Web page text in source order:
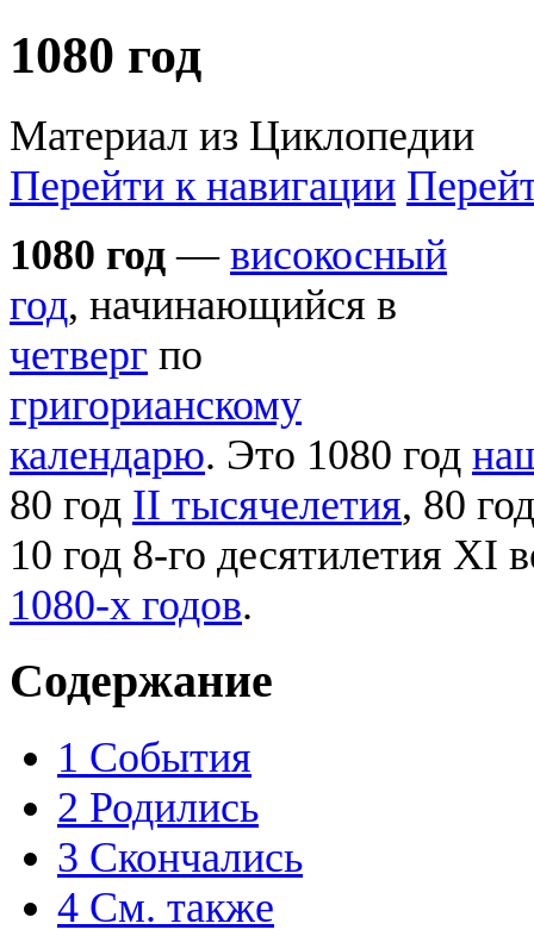
1080 год
Материал из Циклопедии
Перейти к навигации
1080 год — високосный
год, начинающийся в
четверг по
григорианскому
календарю. Это 1080 год
80 год II тысячелетия, 80
10 год 8-го десятилетия XI
1080-х годов.
Содержание
1 События
2 Родились
3 Скончались
4 См. также